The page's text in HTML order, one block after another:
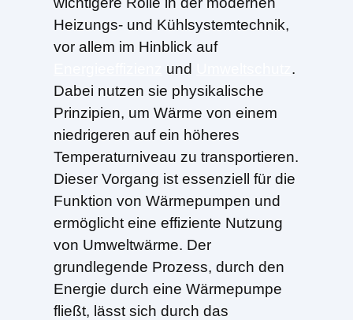
Heizungs- und Kühlsystemtechnik,
vor allem im Hinblick auf
und
.
Dabei nutzen sie physikalische
Prinzipien, um Wärme von einem
niedrigeren auf ein höheres
Temperaturniveau zu transportieren.
Dieser Vorgang ist essenziell für die
Funktion von Wärmepumpen und
ermöglicht eine effiziente Nutzung
von Umweltwärme. Der
grundlegende Prozess, durch den
Energie durch eine Wärmepumpe
fließt, lässt sich durch das